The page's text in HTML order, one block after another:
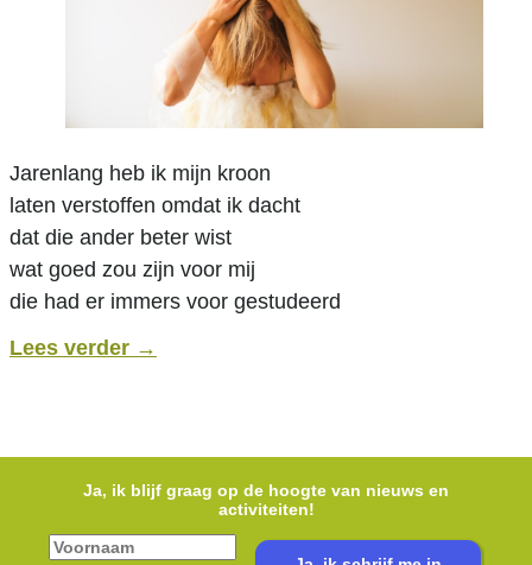
Jarenlang heb ik mijn kroon
laten verstoffen omdat ik dacht
dat die ander beter wist
wat goed zou zijn voor mij
die had er immers voor gestudeerd
Lees verder →
Ja, ik blijf graag op de hoogte van nieuws en
activiteiten!